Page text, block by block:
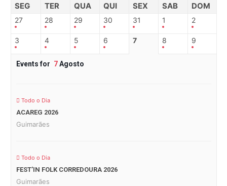
SEG TER QUA QUI SEX SAB DOM
27 28 29 30 31 1 2
3 4 5 6 7 8 9
Events for 7Agosto
Todo o Dia
ACAREG 2026
Guimarães
Todo o Dia
FEST’IN FOLK CORREDOURA 2026
Guimarães